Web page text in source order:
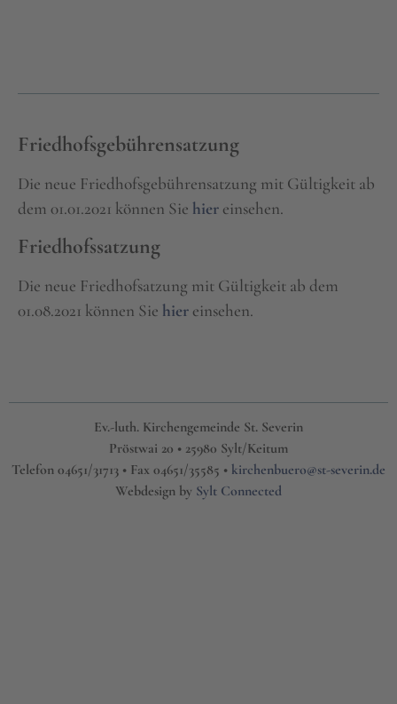
Friedhofsgebührensatzung
Die neue Friedhofsgebührensatzung mit Gültigkeit ab
dem 01.01.2021 können Sie hier einsehen.
Friedhofssatzung
Die neue Friedhofsatzung mit Gültigkeit ab dem
01.08.2021 können Sie hier einsehen.
Ev.-luth. Kirchengemeinde St. Severin
Pröstwai 20 • 25980 Sylt/Keitum
Telefon 04651/31713 • Fax 04651/35585 • kirchenbuero@st-severin.de
Webdesign by Sylt Connected